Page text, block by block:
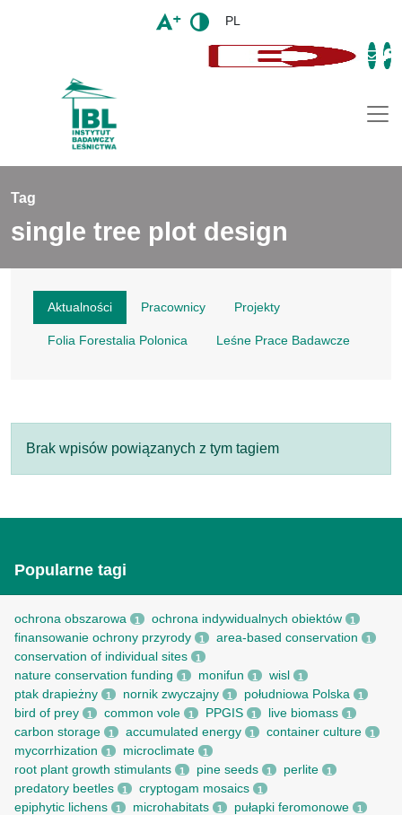
PL
Tag
single tree plot design
Aktualności Pracownicy Projekty
Folia Forestalia Polonica Leśne Prace Badawcze
Brak wpisów powiązanych z tym tagiem
Popularne tagi
ochrona obszarowa 1 ochrona indywidualnych obiektów 1
finansowanie ochrony przyrody 1 area-based conservation 1
conservation of individual sites 1
nature conservation funding 1 monifun 1 wisl 1
ptak drapieżny 1 nornik zwyczajny 1 południowa Polska 1
bird of prey 1 common vole 1 PPGIS 1 live biomass 1
carbon storage 1 accumulated energy 1 container culture 1
mycorrhization 1 microclimate 1
root рlant growth stimulants 1 pine seeds 1 perlite 1
predatory beetles 1 cryptogam mosaics 1
epiphytic lichens 1 microhabitats 1 pułapki feromonowe 1